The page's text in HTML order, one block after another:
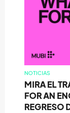
NOTICIAS
MIRA EL
FOR AN
REGRESO